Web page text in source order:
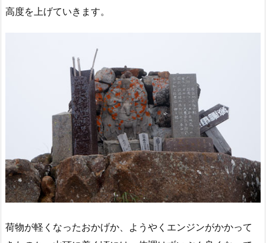
高度を上げていきます。
荷物が軽くなったおかげか、ようやくエンジンがかかって